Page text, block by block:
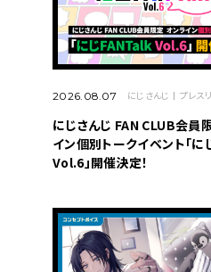
2026.08.07 にじさんじ プレス
にじさんじ FAN CLUB会員
イン個別トークイベント「
Vol.6」開催決定！